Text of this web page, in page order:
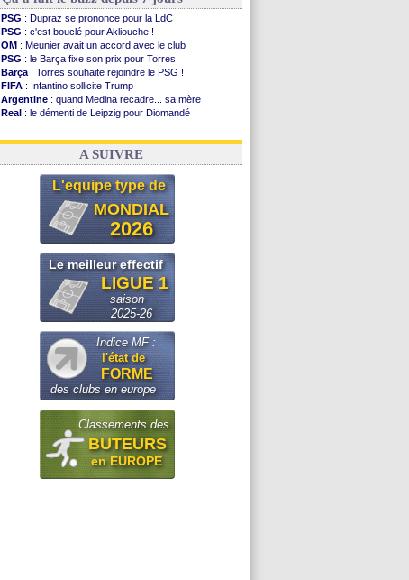
PSG : Dupraz se prononce pour la LdC
PSG : c'est bouclé pour Akliouche !
OM : Meunier avait un accord avec le club
PSG : le Barça fixe son prix pour Torres
Barça : Torres souhaite rejoindre le PSG !
FIFA : Infantino sollicite Trump
Argentine : quand Medina recadre... sa mère
Real : le démenti de Leipzig pour Diomandé
FIFA: le conseiller d'Infantino démissionne !
A SUIVRE
L'equipe type de
MONDIAL
2026
Le meilleur effectif
LIGUE 1
saison
2025-26
Indice MF :
l'état de
FORME
des clubs en europe
Classements des
BUTEURS
en EUROPE